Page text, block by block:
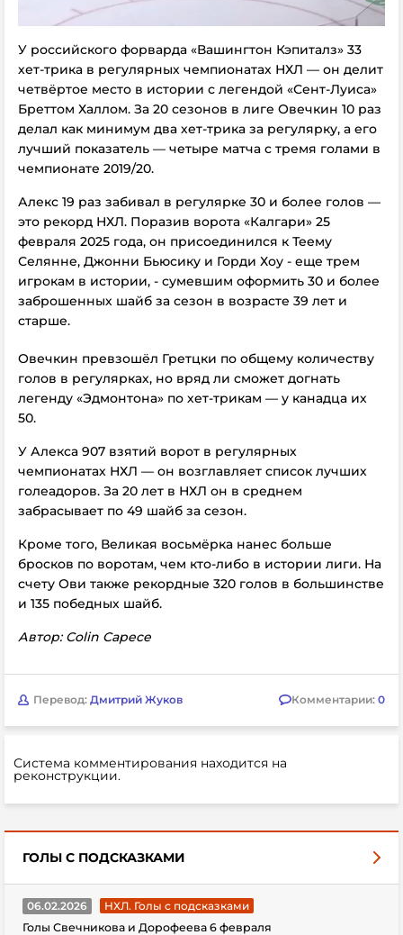
У российского форварда «Вашингтон Кэпиталз» 33
хет-трика в регулярных чемпионатах НХЛ — он делит
четвёртое место в истории с легендой «Сент-Луиса»
Бреттом Халлом. За 20 сезонов в лиге Овечкин 10 раз
делал как минимум два хет-трика за регулярку, а его
лучший показатель — четыре матча с тремя голами в
чемпионате 2019/20.
Алекс 19 раз забивал в регулярке 30 и более голов —
это рекорд НХЛ. Поразив ворота «Калгари» 25
февраля 2025 года, он присоединился к Теему
Селянне, Джонни Бьюсику и Горди Хоу - еще трем
игрокам в истории, - сумевшим оформить 30 и более
заброшенных шайб за сезон в возрасте 39 лет и
старше.
Овечкин превзошёл Гретцки по общему количеству
голов в регулярках, но вряд ли сможет догнать
легенду «Эдмонтона» по хет-трикам — у канадца их
50.
У Алекса 907 взятий ворот в регулярных
чемпионатах НХЛ — он возглавляет список лучших
голеадоров. За 20 лет в НХЛ он в среднем
забрасывает по 49 шайб за сезон.
Кроме того, Великая восьмёрка нанес больше
бросков по воротам, чем кто-либо в истории лиги. На
счету Ови также рекордные 320 голов в большинстве
и 135 победных шайб.
Автор: Colin Capece
Перевод: Дмитрий Жуков Комментарии: 0
Система комментирования находится на
реконструкции.
ГОЛЫ С ПОДСКАЗКАМИ
06.02.2026
НХЛ. Голы с подсказками
Голы Свечникова и Дорофеева 6 февраля